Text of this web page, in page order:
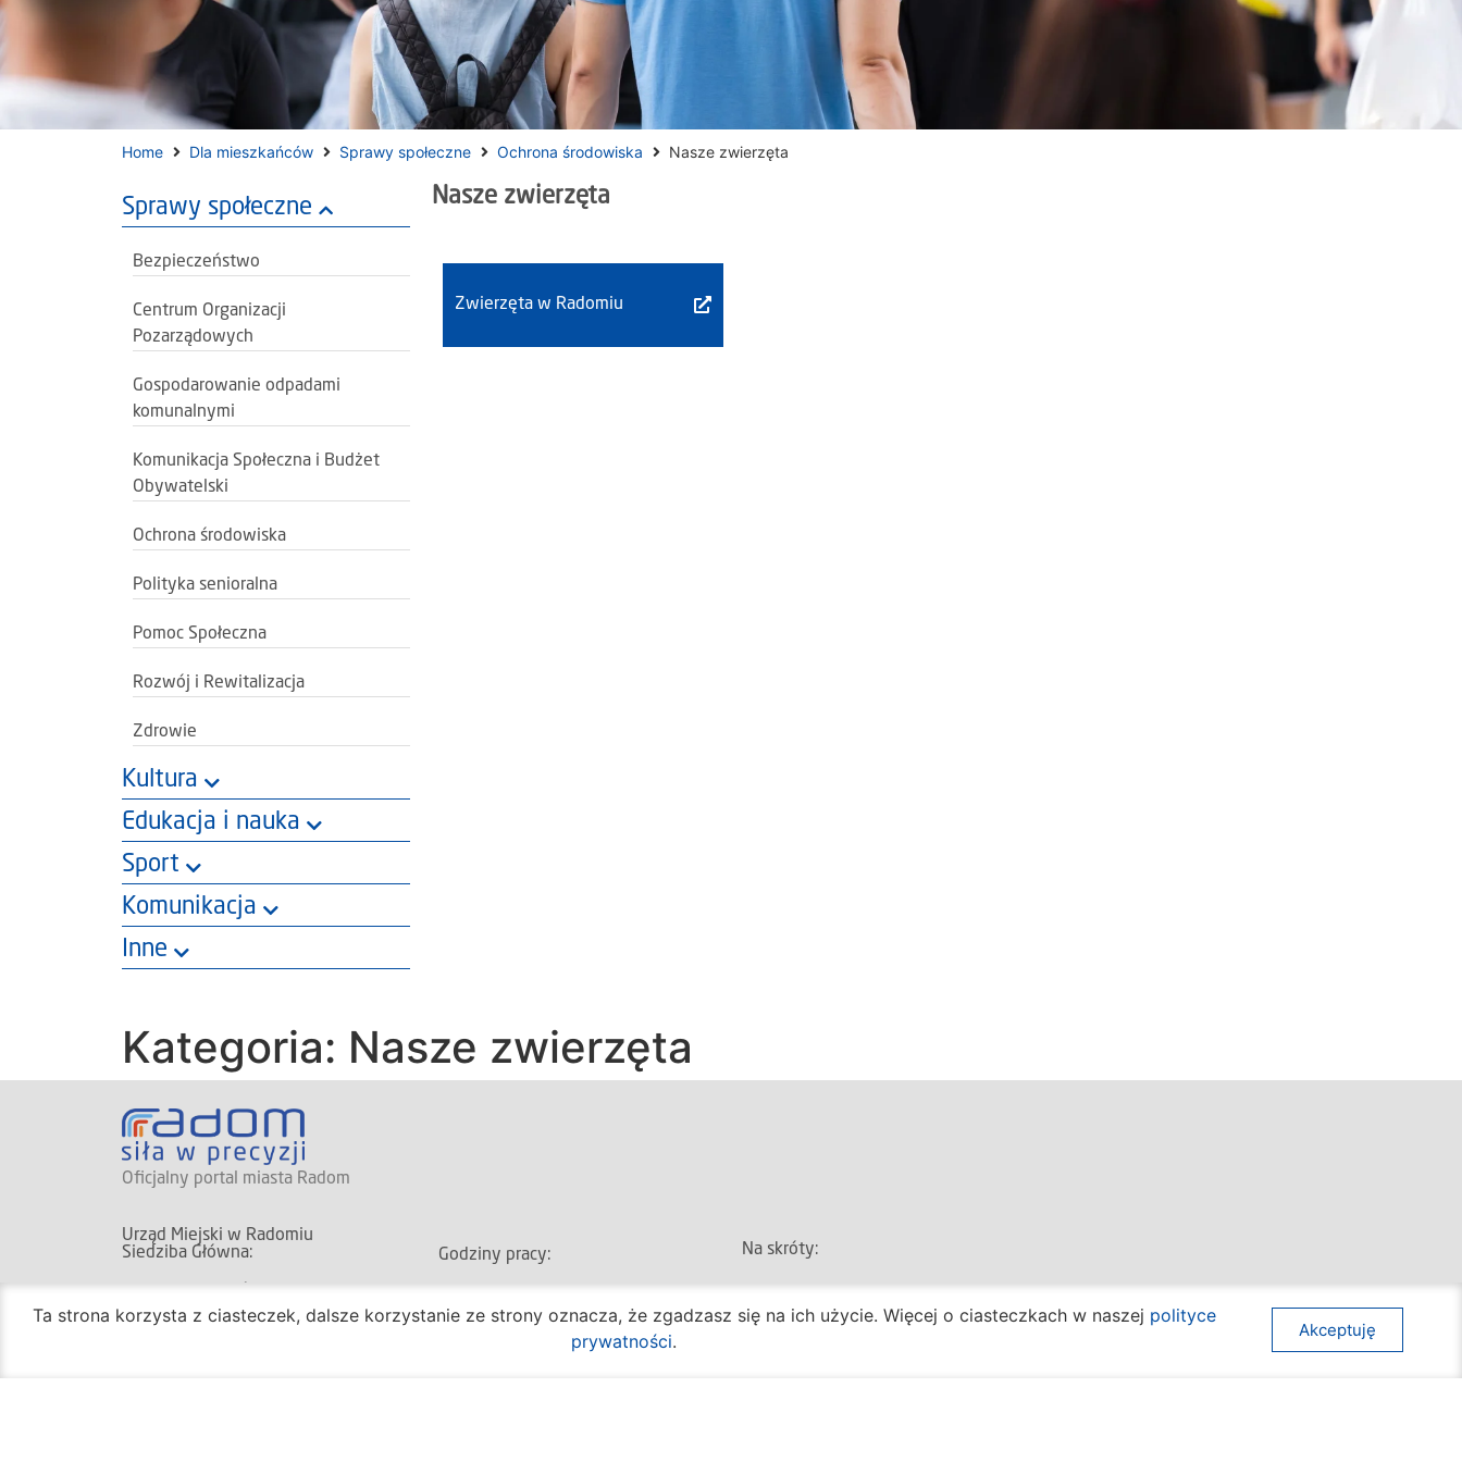
Home Dla mieszkańców Sprawy społeczne Ochrona środowiska Nasze zwierzęta
Sprawy społeczne
Bezpieczeństwo
Centrum Organizacji
Pozarządowych
Gospodarowanie odpadami
komunalnymi
Komunikacja Społeczna i Budżet
Obywatelski
Ochrona środowiska
Polityka senioralna
Pomoc Społeczna
Rozwój i Rewitalizacja
Zdrowie
Kultura
Edukacja i nauka
Sport
Komunikacja
Inne
Nasze zwierzęta
Zwierzęta w Radomiu
Kategoria: Nasze zwierzęta
Oficjalny portal miasta Radom
Urząd Miejski w Radomiu
Siedziba Główna:
26-600 Radom
Godziny pracy:
poniedziałek – piątek
7:30 – 16:30
Na skróty:
O mieście
Sprawy społeczne
Mapa strony
Deklaracja dostępności
Ta strona korzysta z ciasteczek, dalsze korzystanie ze strony oznacza, że zgadzasz się na ich użycie. Więcej o ciasteczkach w naszej polityce
prywatności. Akceptuję